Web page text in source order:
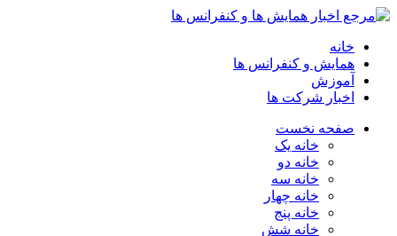
خانه
همایش و کنفرانس ها
آموزش
اخبار شرکت ها
صفحه نخست
خانه یک
خانه دو
خانه سه
خانه چهار
خانه پنج
خانه شش